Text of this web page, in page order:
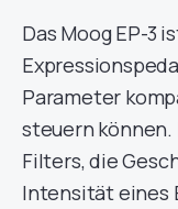
Das Moog EP-3
Parameter
steuern können.
Filters, die
Intensität eines